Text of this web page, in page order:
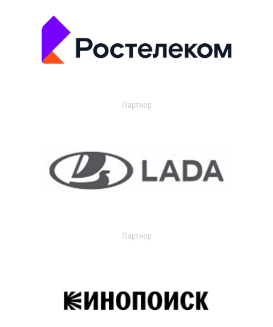
Партнер
Партнер